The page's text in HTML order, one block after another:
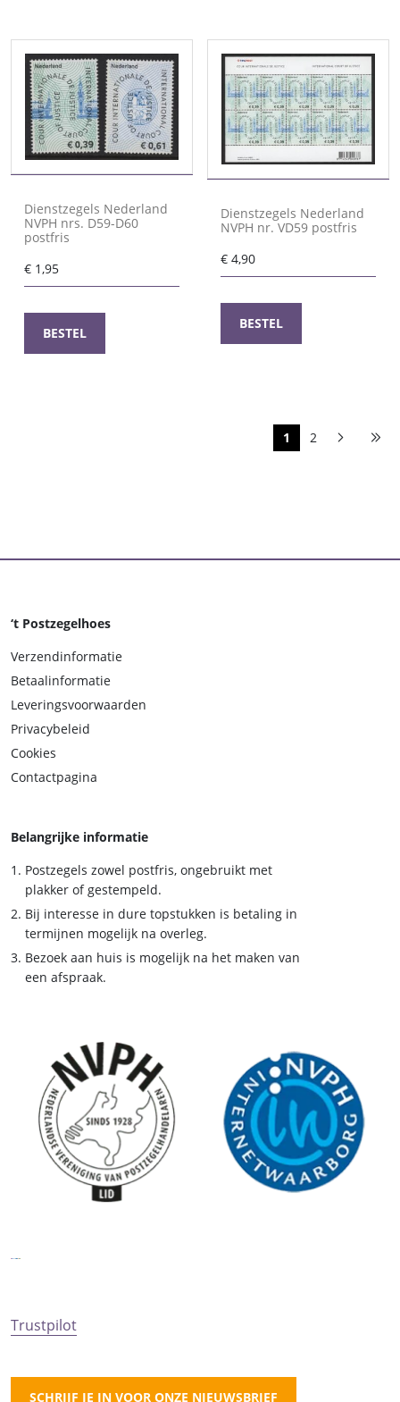
Dienstzegels Nederland
NVPH nrs. D59-D60
postfris
€ 1,95
BESTEL
Dienstzegels Nederland
NVPH nr. VD59 postfris
€ 4,90
BESTEL
1 2
‘t Postzegelhoes
Verzendinformatie
Betaalinformatie
Leveringsvoorwaarden
Privacybeleid
Cookies
Contactpagina
Belangrijke informatie
Postzegels zowel postfris, ongebruikt met
plakker of gestempeld.
Bij interesse in dure topstukken is betaling in
termijnen mogelijk na overleg.
Bezoek aan huis is mogelijk na het maken van
een afspraak.
Trustpilot
SCHRIJF JE IN VOOR ONZE NIEUWSBRIEF